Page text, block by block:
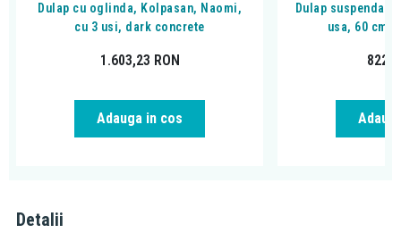
Dimensiune compactă
Material rezistent
3 polițe din lemn pentru depozitare
Dulap cu oglinda, Kolpasan, Naomi,
cu 3 usi, dark concrete
1.603,23 RON
Adauga in cos
Dulap suspendat,
usa, 60 cm,
Detalii